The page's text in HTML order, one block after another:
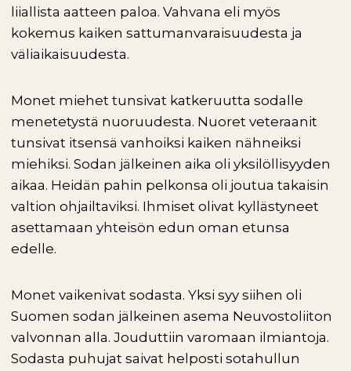
liiallista aatteen paloa. Vahvana eli myös
kokemus kaiken sattumanvaraisuudesta ja
väliaikaisuudesta.
Monet miehet tunsivat katkeruutta sodalle
menetetystä nuoruudesta. Nuoret veteraanit
tunsivat itsensä vanhoiksi kaiken nähneiksi
miehiksi. Sodan jälkeinen aika oli yksilöllisyyden
aikaa. Heidän pahin pelkonsa oli joutua takaisin
valtion ohjailtaviksi. Ihmiset olivat kyllästyneet
asettamaan yhteisön edun oman etunsa
edelle.
Monet vaikenivat sodasta. Yksi syy siihen oli
Suomen sodan jälkeinen asema Neuvostoliiton
valvonnan alla. Jouduttiin varomaan ilmiantoja.
Sodasta puhujat saivat helposti sotahullun